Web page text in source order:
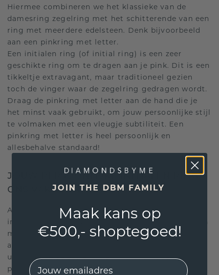
Hiermee combineren we het klassieke van de
damesring zegelring met het schitterende van een
ring met meerdere edelsteen. Denk bijvoorbeeld
aan een pinkring met letter.
Een initialen ring (of initial ring) is een zeer
geschikte ring om te dragen aan je pink. Dit is een
tikkeltje extravagant, maar traditioneel gezien
toch de vinger waar de zegelring gedragen wordt.
Draag de pinkring met letter aan de hand die je
het minst vaak gebruikt, om jouw persoonlijke stijl
te volmaken met een vleugje subtiliteit. Een
pinkring met letter is heel persoonlijk en
allesbehalve standaard!
JOUW PERSOONLIJKE INITIALEN RING:
ONS VAKWERK
Alle initial ringen (ook welinitialen ring
initiaal genoemd) zijn bij ons zelf samen te stellen
met behulp van het menu rechts naast de
afbeelding van het sieraad. Kies uit een
uitgebreide selectie initial ring topmodellen en
pas de edelmetaal- of edelsteensoort aan, geheel
JOIN THE DBM FAMILY
Maak kans op
€500,- shoptegoed!
EMail